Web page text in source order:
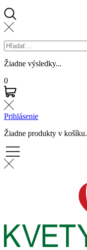
Žiadne výsledky...
0
Prihlásenie
Žiadne produkty v košíku.